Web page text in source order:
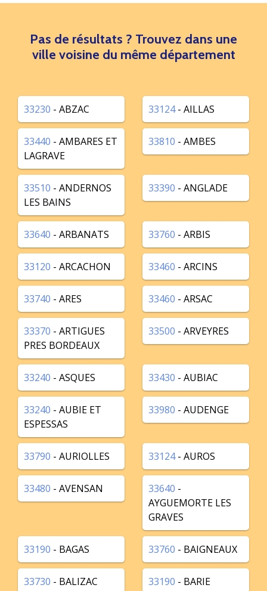
Pas de résultats ? Trouvez dans une
ville voisine du même département
33230 - ABZAC 33124- AILLAS
33440 - AMBARES ET
LAGRAVE
33810 - AMBES
33510 - ANDERNOS
LES BAINS
33390 - ANGLADE
33640 - ARBANATS 33760 - ARBIS
33120 - ARCACHON 33460 - ARCINS
33740 - ARES 33460 - ARSAC
33370 - ARTIGUES
PRES BORDEAUX
33500 - ARVEYRES
33240 - ASQUES 33430 - AUBIAC
33240 - AUBIE ET
ESPESSAS
33980 - AUDENGE
33790 - AURIOLLES 33124- AUROS
33480 - AVENSAN 33640 -
AYGUEMORTE LES
GRAVES
33190 - BAGAS 33760 - BAIGNEAUX
33730 - BALIZAC 33190 - BARIE